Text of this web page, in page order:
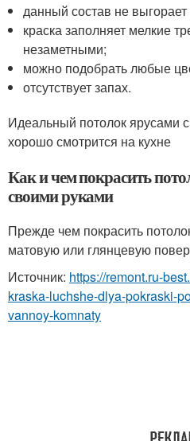
данный состав не
краска заполняет мелкие
незаметными;
можно подобрать любые
отсутствует запах.
Идеальный потолок ярусами
хорошо смотрится на кухне
Как и чем покрасить
своими руками
Прежде чем покрасить
матовую или глянцевую
Источник: https://remont.ru-
kraska-luchshe-dlya-pokraski-
vannoy-komnaty